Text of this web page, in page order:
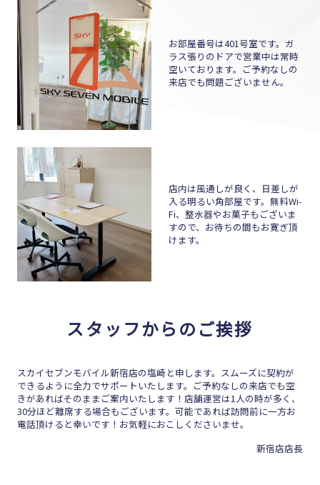
お部屋番号は401号室です。ガ
ラス張りのドアで営業中は常時
空いております。ご予約なしの
来店でも問題ございません。
店内は風通しが良く、日差しが
入る明るい角部屋です。無料Wi-
Fi、整水器やお菓子もございま
すので、お待ちの間もお寛ぎ頂
けます。
スタッフからのご挨拶
スカイセブンモバイル新宿店の塩崎と申します。スムーズに契約が
できるように全力でサポートいたします。ご予約なしの来店でも空
きがあればそのままご案内いたします！店舗運営は1人の時が多く、
30分ほど離席する場合もございます。可能であれば訪問前に一方お
電話頂けると幸いです！お気軽におこしくださいませ。
新宿店店長